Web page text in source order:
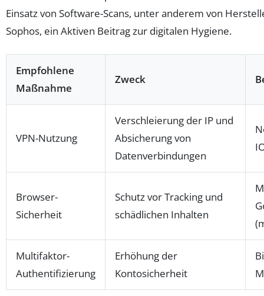
Einsatz von Software-Scans, unter anderem von
Sophos, ein Aktiven Beitrag zur digitalen Hygiene.
Empfohlene
Maßnahme
Zweck
VPN-Nutzung
Verschleierung der IP und
Absicherung von
Datenverbindungen
Browser-
Sicherheit
Schutz vor Tracking und
schädlichen Inhalten
Multifaktor-
Authentifizierung
Erhöhung der
Kontosicherheit